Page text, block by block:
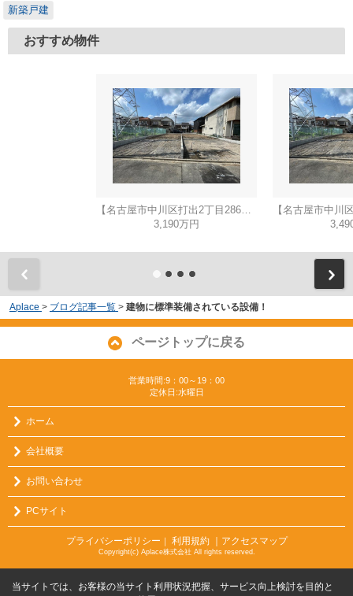
新築戸建
おすすめ物件
【名古屋市中川区打出2丁目286新築戸建A号棟】仲介手数料無料！荒子小学校・一柳中学校
3,190万円
Aplace > ブログ記事一覧 > 建物に標準装備されている設備！
ページトップに戻る
営業時間:9：00～19：00
定休日:水曜日
ホーム
会社概要
お問い合わせ
PCサイト
プライバシーポリシー ｜ 利用規約 ｜アクセスマップ
Copyright(c) Aplace株式会社 All rights reserved.
当サイトでは、お客様の当サイト利用状況把握、サービス向上検討を目的と